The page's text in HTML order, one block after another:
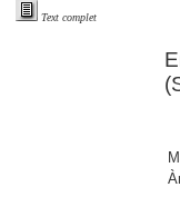
Text complet